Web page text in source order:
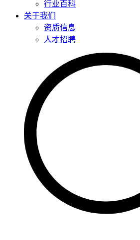
行业百科
关于我们
资质信息
人才招聘